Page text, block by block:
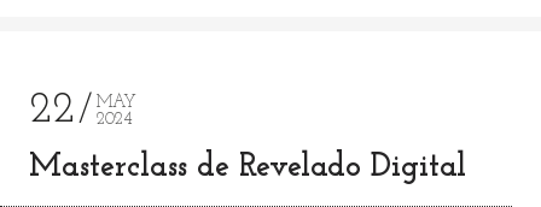
22
MAY
2024
Masterclass de Revelado Digital